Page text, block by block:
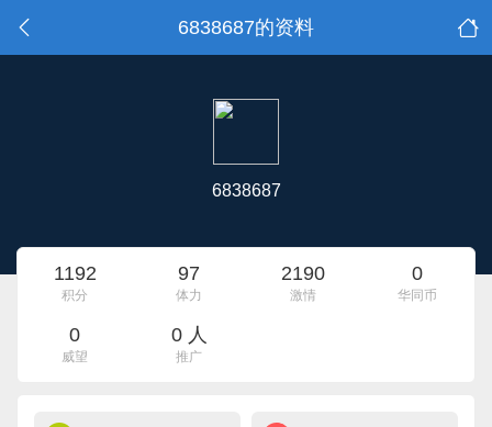
6838687的资料
6838687
1192
积分
97
体力
2190
激情
0
华同币
0
威望
0 人
推广